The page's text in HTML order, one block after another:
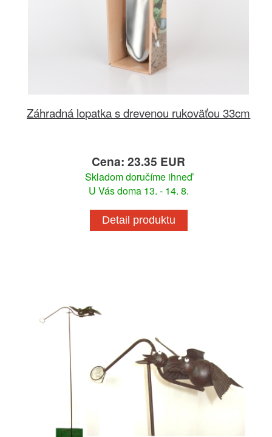
Záhradná lopatka s drevenou rukoväťou 33cm
Cena: 23.35 EUR
Skladom doručíme ihneď
U Vás doma 13. - 14. 8.
Detail produktu